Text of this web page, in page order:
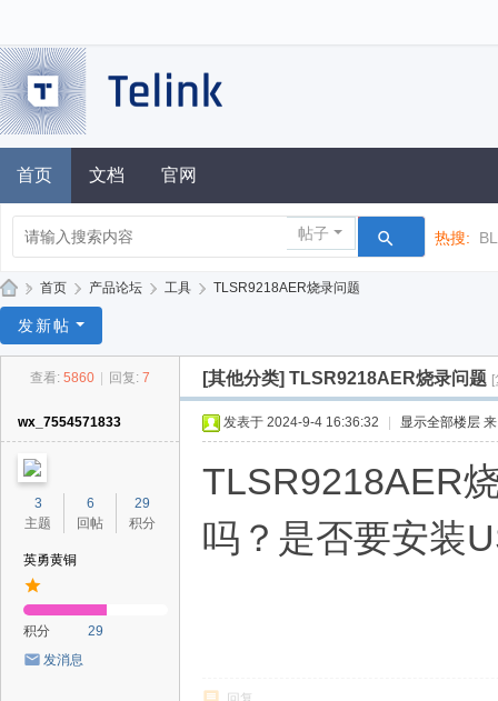
首页 文档 官网
帖子 热搜:
凌
» 首页 › 产品论坛 › 工具 › TLSR9218AER烧录问题
发新帖
查看: 5860 回复: 7 [其他分类] TLSR9218AER烧录问题
wx_7554571833
3
主题
6
回帖
29
积分
英勇黄铜
积分
29
发消息
发表于 2024-9-4 16:36:32 显示全部楼层
TLSR9218AER
吗？是否要安装